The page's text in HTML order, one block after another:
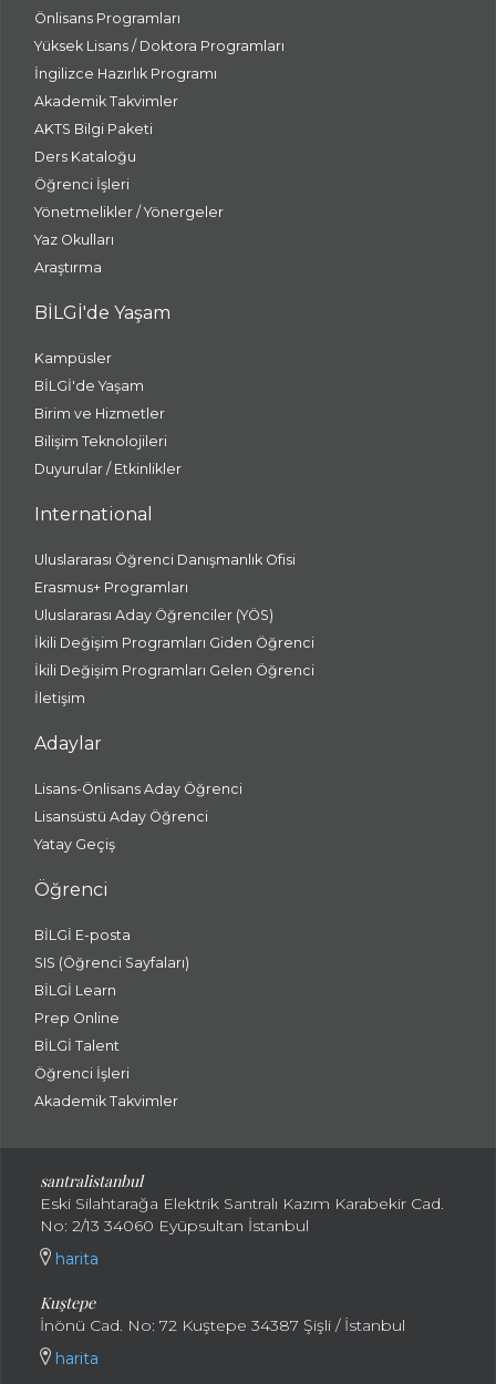
Önlisans Programları
Yüksek Lisans / Doktora Programları
İngilizce Hazırlık Programı
Akademik Takvimler
AKTS Bilgi Paketi
Ders Kataloğu
Öğrenci İşleri
Yönetmelikler / Yönergeler
Yaz Okulları
Araştırma
BİLGİ'de Yaşam
Kampüsler
BİLGİ'de Yaşam
Birim ve Hizmetler
Bilişim Teknolojileri
Duyurular / Etkinlikler
International
Uluslararası Öğrenci Danışmanlık Ofisi
Erasmus+ Programları
Uluslararası Aday Öğrenciler (YÖS)
İkili Değişim Programları Giden Öğrenci
İkili Değişim Programları Gelen Öğrenci
İletişim
Adaylar
Lisans-Önlisans Aday Öğrenci
Lisansüstü Aday Öğrenci
Yatay Geçiş
Öğrenci
BİLGİ E-posta
SIS (Öğrenci Sayfaları)
BİLGİ Learn
Prep Online
BİLGİ Talent
Öğrenci İşleri
Akademik Takvimler
santralistanbul
Eski Silahtarağa Elektrik Santralı Kazım Karabekir Cad.
No: 2/13 34060 Eyüpsultan İstanbul
harita
Kuştepe
İnönü Cad. No: 72 Kuştepe 34387 Şişli / İstanbul
harita